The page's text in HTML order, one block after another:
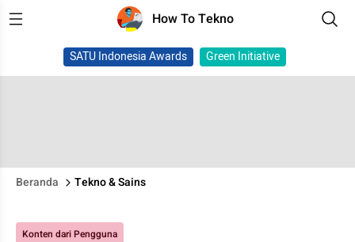
How To Tekno
SATU Indonesia Awards Green Initiative
Beranda Tekno & Sains
Konten dari Pengguna